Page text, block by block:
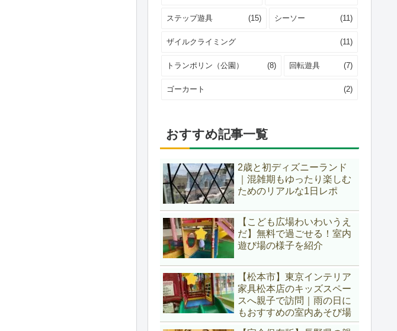
ステップ遊具 (15) シーソー (11)
ザイルクライミング (11)
トランポリン（公園） (8) 回転遊具 (7)
ゴーカート (2)
おすすめ記事一覧
2歳と初ディズニーランド
｜混雑期もゆったり楽しむ
ためのリアルな1日レポ
【こども広場わいわいうえ
だ】無料で過ごせる！室内
遊び場の様子を紹介
【松本市】東京インテリア
家具松本店のキッズスペー
スへ親子で訪問｜雨の日に
もおすすめの室内あそび場